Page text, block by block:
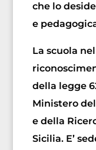
che lo
e
La scuola
della legge
Ministero
e della
Sicilia. E’